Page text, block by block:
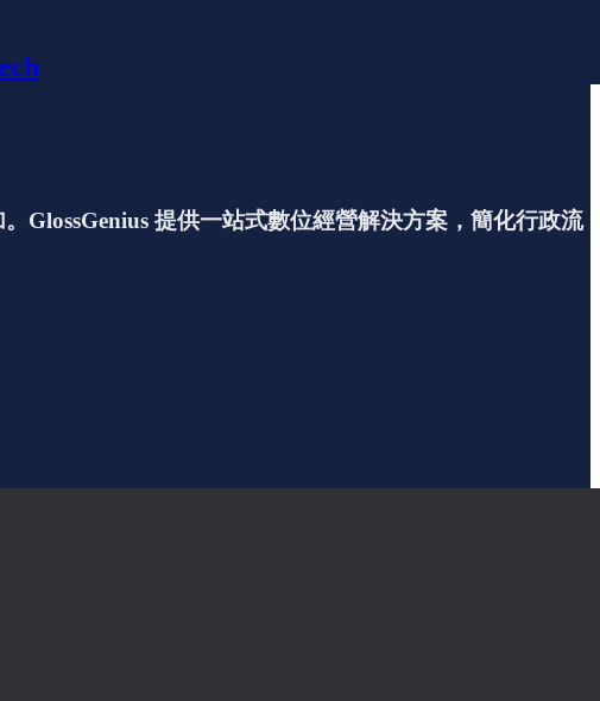
GlossGenius 提供一站式數位經營解決方案，簡化行政流